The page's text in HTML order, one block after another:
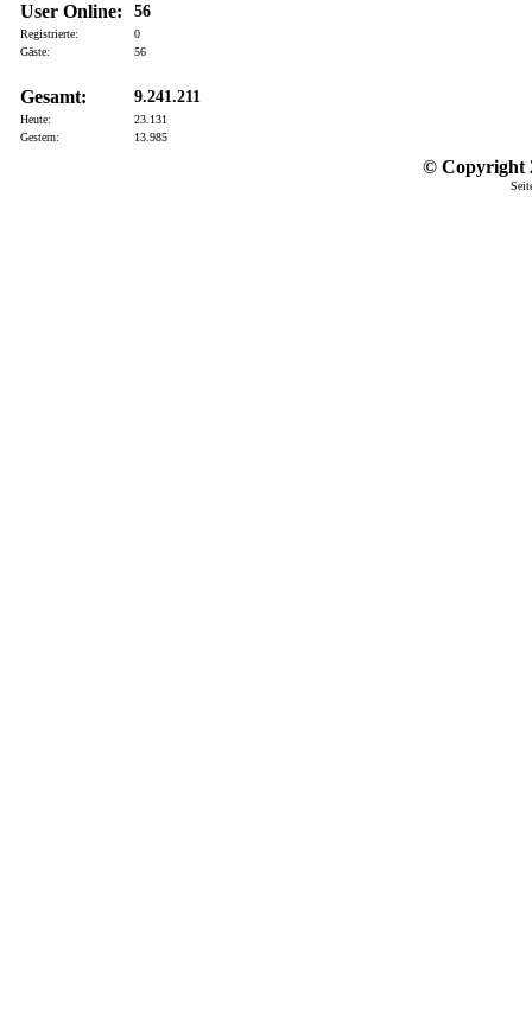
User Online: 56
Registrierte:
0
Gäste:
56
Gesamt: 9.241.211
Heute:
23.131
Gestern:
13.985
© Copyright